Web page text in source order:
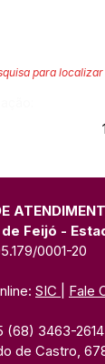
para
Feijó -
0001-20
SIC Fale
(68) 3463-2614
de Castro,